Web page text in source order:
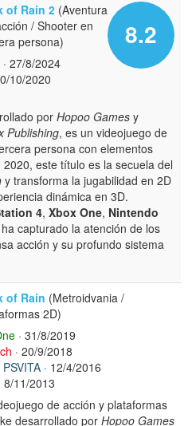
8.2
of Rain 2 (Aventura
/ Shooter en
persona)
· 27/8/2024
10/2020
porHopoo Games y
Publishing, es un videojuego de
persona con elementos
este título es la secuela del
y transforma la jugabilidad en 2D
dinámica en 3D.
4,Xbox One, Nintendo
capturado la atención de los
acción y su profundo sistema
of Rain (Metroidvania /
2D)
· 31/8/2019
· 20/9/2018
PSVITA · 12/4/2016
8/11/2013
de acción y plataformas
desarrollado porHopoo Games